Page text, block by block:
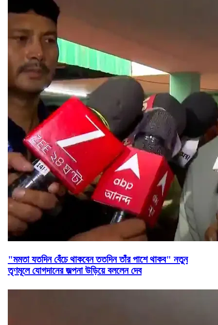
"মমতা যতদিন বেঁচে থাকবেন ততদিন তাঁর পাশে থাকব" নতুন
তৃণমূলে যোগদানের জল্পনা উড়িয়ে বললেন দেব